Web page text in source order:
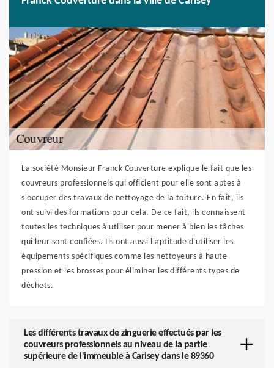
La société Monsieur Franck Couverture explique le fait que les
couvreurs professionnels qui officient pour elle sont aptes à
s'occuper des travaux de nettoyage de la toiture. En fait, ils
ont suivi des formations pour cela. De ce fait, ils connaissent
toutes les techniques à utiliser pour mener à bien les tâches
qui leur sont confiées. Ils ont aussi l'aptitude d'utiliser les
équipements spécifiques comme les nettoyeurs à haute
pression et les brosses pour éliminer les différents types de
déchets.
Les différents travaux de zinguerie effectués par les
couvreurs professionnels au niveau de la partie
supérieure de l'immeuble à Carisey dans le 89360